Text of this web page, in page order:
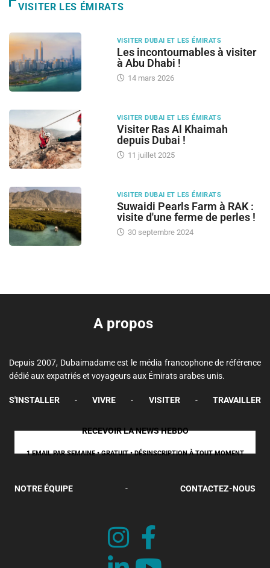
VISITER LES ÉMIRATS
VISITER DUBAI ET LES ÉMIRATS
Les incontournables à visiter
à Abu Dhabi !
14 mars 2026
VISITER DUBAI ET LES ÉMIRATS
Visiter Ras Al Khaimah
depuis Dubai !
11 juillet 2025
VISITER DUBAI ET LES ÉMIRATS
Suwaidi Pearls Farm à RAK :
visite d'une ferme de perles !
30 septembre 2024
A propos
Depuis 2007, Dubaimadame est le média francophone de référence
dédié aux expatriés et voyageurs aux Émirats arabes unis.
S'INSTALLER - VIVRE - VISITER - TRAVAILLER
RECEVOIR LA NEWS HEBDO
1 EMAIL PAR SEMAINE • GRATUIT • DÉSINSCRIPTION À TOUT MOMENT
NOTRE ÉQUIPE - CONTACTEZ-NOUS